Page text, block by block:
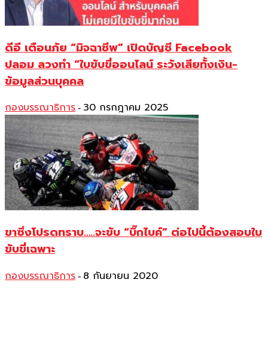
ดีอี เตือนภัย “มิจฉาชีพ” เปิดบัญชี Facebook
ปลอม ลวงทำ “ใบขับขี่ออนไลน์ ระวังเสียทั้งเงิน-
ข้อมูลส่วนบุคคล
กองบรรณาธิการ - 30 กรกฎาคม 2025
ขาซิ่งโปรดทราบ…..จะขับ “บิ๊กไบค์” ต่อไปนี้ต้องสอบใบ
ขับขี่เฉพาะ
กองบรรณาธิการ - 8 กันยายน 2020